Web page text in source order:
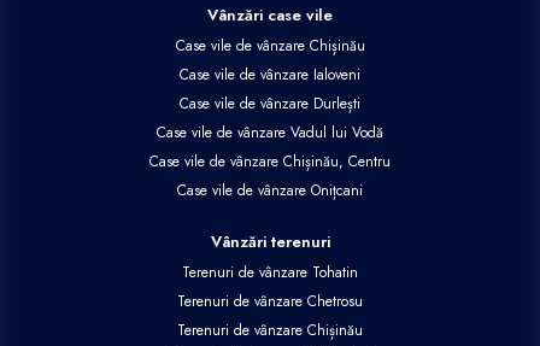
Terenuri de vânzare Chetrosu
Terenuri de vânzare Chișinău
Terenuri de vânzare Ghidighici
Terenuri de vânzare Vorniceni
Terenuri de vânzare Budești
Vânzări comercial
Spații industriale de vânzare Chișinău
Spații comerciale de vânzare Chișinău, Centru
Spații industriale de vânzare Chișinău, Botanica